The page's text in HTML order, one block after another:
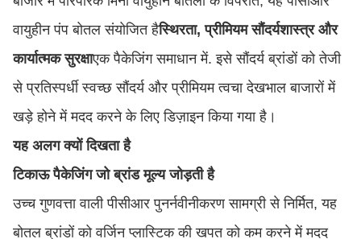
वायुहीन पंप बोतल संयोजित हैस्थिरता, प्रीमियम सौंदर्यशास्त्र और
कार्यात्मक सुरक्षाएक पैकेजिंग समाधान में. इसे सौंदर्य ब्रांडों को तेजी
से प्रतिस्पर्धी स्वच्छ सौंदर्य और प्रीमियम त्वचा देखभाल बाजारों में
खड़े होने में मदद करने के लिए डिज़ाइन किया गया है।
यह अलग क्यों दिखता है
टिकाऊ पैकेजिंग जो ब्रांड मूल्य जोड़ती है
उच्च गुणवत्ता वाली पीसीआर पुनर्नवीनीकरण सामग्री से निर्मित, यह
बोतल ब्रांडों को वर्जिन प्लास्टिक की खपत को कम करने में मदद